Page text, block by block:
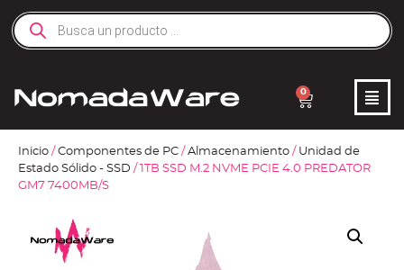
0
Inicio / Componentes de PC / Almacenamiento / Unidad de
Estado Sólido - SSD / 1TB SSD M.2 NVME PCIE 4.0 PREDATOR
GM7 7400MB/S